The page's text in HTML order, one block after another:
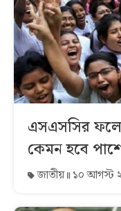
এসএসসির ফলে
কেমন হবে
জাতীয় ১০ আগস্ট